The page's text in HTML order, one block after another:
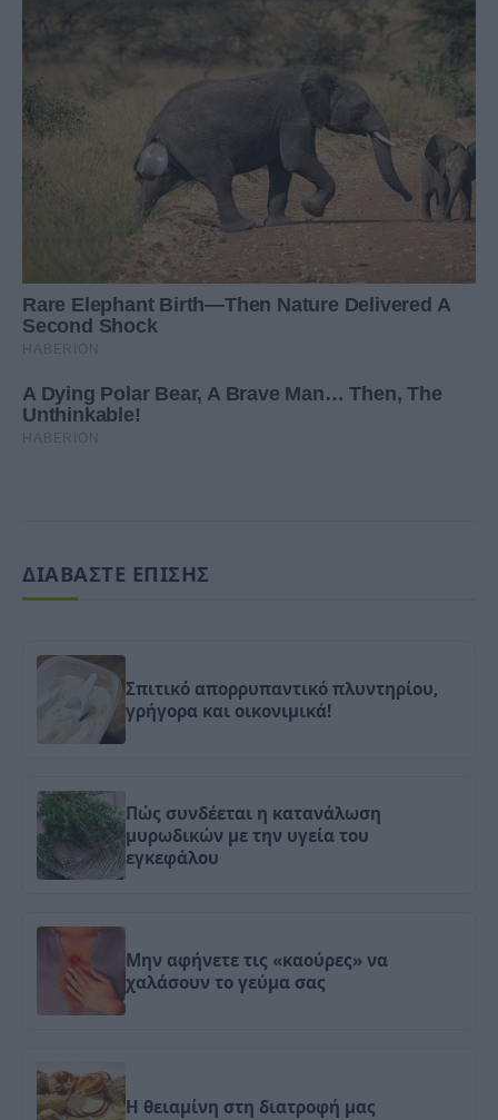
ΔΙΑΒΑΣΤΕ ΕΠΙΣΗΣ
Σπιτικό απορρυπαντικό πλυντηρίου,
γρήγορα και οικονιμικά!
Πώς συνδέεται η κατανάλωση
μυρωδικών με την υγεία του
εγκεφάλου
Μην αφήνετε τις «καούρες» να
χαλάσουν το γεύμα σας
Η θειαμίνη στη διατροφή μας